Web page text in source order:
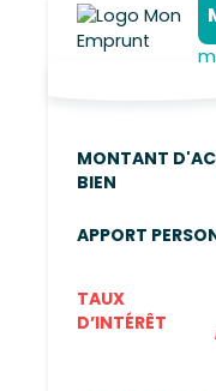
MONTANT
BIEN
APPORT
TAUX
D’INTÉRÊT